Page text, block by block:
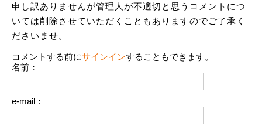
申し訳ありませんが管理人が不適切と思うコメントにつ
いては削除させていただくこともありますのでご了承く
ださいませ。
コメントする前にサインインすることもできます。
名前：
e-mail：